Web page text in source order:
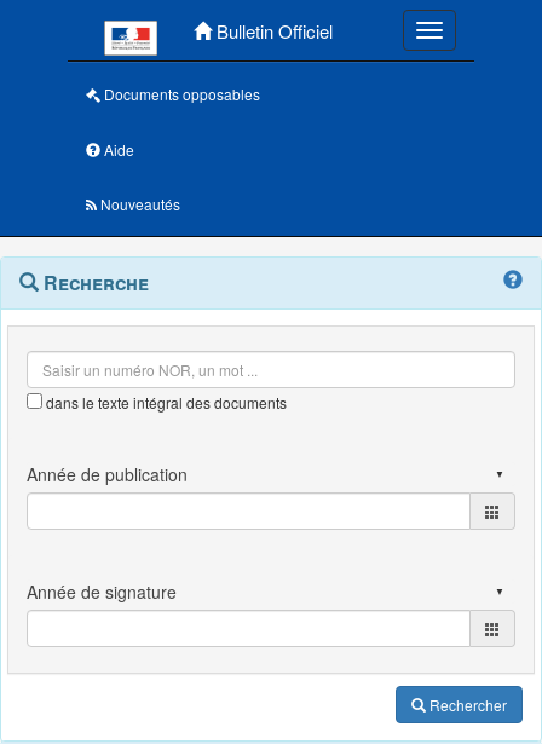
Bulletin Officiel Toggle
Documents opposables
Aide
Nouveautés
Navigation
outils
Menu
contextuel
Recherche
dans le texte intégral des documents
Rechercher